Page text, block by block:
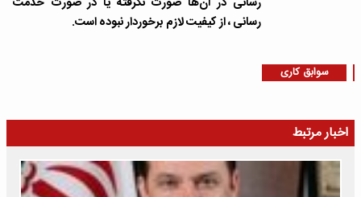
رسانی ، از کیفیت لازم برخوردار نبوده است.
سوابق کاری
اخبار مرتبط